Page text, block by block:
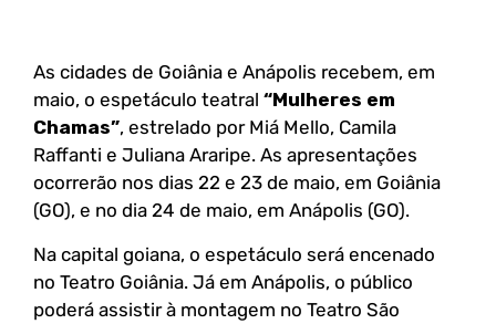
As cidades de Goiânia e Anápolis recebem, em
maio, o espetáculo teatral “Mulheres em
Chamas”, estrelado por Miá Mello, Camila
Raffanti e Juliana Araripe. As apresentações
ocorrerão nos dias 22 e 23 de maio, em Goiânia
(GO), e no dia 24 de maio, em Anápolis (GO).
Na capital goiana, o espetáculo será encenado
no Teatro Goiânia. Já em Anápolis, o público
poderá assistir à montagem no Teatro São